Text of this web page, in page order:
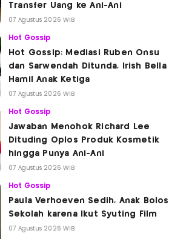
Transfer Uang ke Ani-Ani
07 Agustus 2026 WIB
Hot Gossip
Hot Gossip: Mediasi Ruben Onsu
dan Sarwendah Ditunda, Irish Bella
Hamil Anak Ketiga
07 Agustus 2026 WIB
Hot Gossip
Jawaban Menohok Richard Lee
Dituding Oplos Produk Kosmetik
hingga Punya Ani-Ani
07 Agustus 2026 WIB
Hot Gossip
Paula Verhoeven Sedih, Anak Bolos
Sekolah karena Ikut Syuting Film
07 Agustus 2026 WIB